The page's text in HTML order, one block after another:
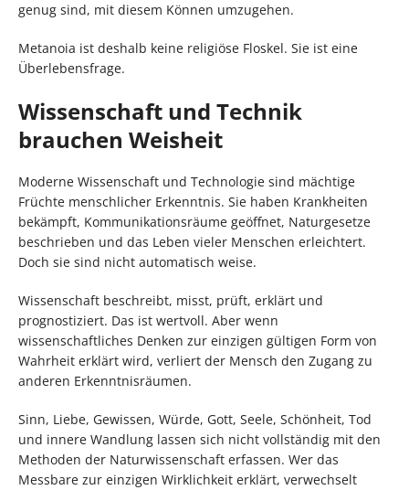
genug sind, mit diesem Können umzugehen.
Metanoia ist deshalb keine religiöse Floskel. Sie ist eine
Überlebensfrage.
Wissenschaft und Technik
brauchen Weisheit
Moderne Wissenschaft und Technologie sind mächtige
Früchte menschlicher Erkenntnis. Sie haben Krankheiten
bekämpft, Kommunikationsräume geöffnet, Naturgesetze
beschrieben und das Leben vieler Menschen erleichtert.
Doch sie sind nicht automatisch weise.
Wissenschaft beschreibt, misst, prüft, erklärt und
prognostiziert. Das ist wertvoll. Aber wenn
wissenschaftliches Denken zur einzigen gültigen Form von
Wahrheit erklärt wird, verliert der Mensch den Zugang zu
anderen Erkenntnisräumen.
Sinn, Liebe, Gewissen, Würde, Gott, Seele, Schönheit, Tod
und innere Wandlung lassen sich nicht vollständig mit den
Methoden der Naturwissenschaft erfassen. Wer das
Messbare zur einzigen Wirklichkeit erklärt, verwechselt